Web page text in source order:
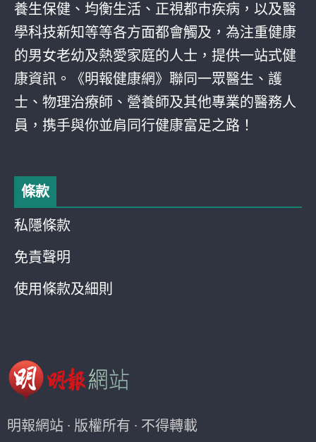
養生保健、均衡生活、正視都巿疾病，以及醫
學科技新知等等各方面都會觸及，為注重健康
的男女老幼及熱愛家庭的人士，提供一站式健
康資訊。《明報健康網》聯同一眾醫生、護
士、物理治療師、營養師及其他專業的醫務人
員，携手與你並肩同行健康富足之路！
條款
私隱條款
免責聲明
使用條款及細則
明報網站 · 版權所有 · 不得轉載